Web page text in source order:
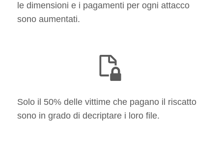
le dimensioni e i pagamenti per ogni attacco
sono aumentati.
Solo il 50% delle vittime che pagano il riscatto
sono in grado di decriptare i loro file.